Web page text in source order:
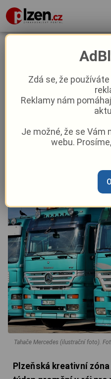
Přijďte si
kamionů: V
víkend plný
nemocné Aničce
Pavel Žižka–15. 5. 21:19
Tahače Mercedes (ilustrační foto).
Plzeňská kreativní zóna
Zdá se, že
Reklamy nám
Je možné, že se Vám
webu.